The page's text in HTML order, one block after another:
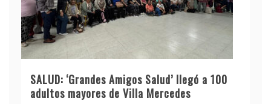
SALUD: ‘Grandes Amigos Salud’ llegó a 100
adultos mayores de Villa Mercedes